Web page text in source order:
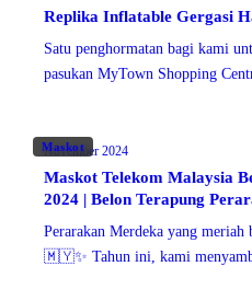
Replika Inflatable Gergasi
Satu penghormatan bagi kami
pasukan MyTown Shopping
Maskot
November 2024
Maskot Telekom Malaysia
2024 | Belon Terapung
Perarakan Merdeka yang meriah
🇲🇾✨ Tahun ini, kami